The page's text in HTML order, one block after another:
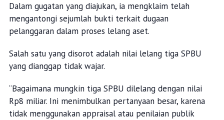
Dalam gugatan yang diajukan, ia mengklaim telah
mengantongi sejumlah bukti terkait dugaan
pelanggaran dalam proses lelang aset.
Salah satu yang disorot adalah nilai lelang tiga SPBU
yang dianggap tidak wajar.
“Bagaimana mungkin tiga SPBU dilelang dengan nilai
Rp8 miliar. Ini menimbulkan pertanyaan besar, karena
tidak menggunakan appraisal atau penilaian publik